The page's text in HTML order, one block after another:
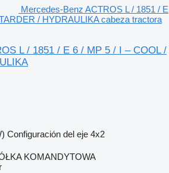
Mercedes-Benz ACTROS L / 1851 / E
/ HYDRAULIKA cabeza tractora
L / 1851 / E 6 / MP 5 / I – COOL /
Configuración del eje 4x2
KOMANDYTOWA